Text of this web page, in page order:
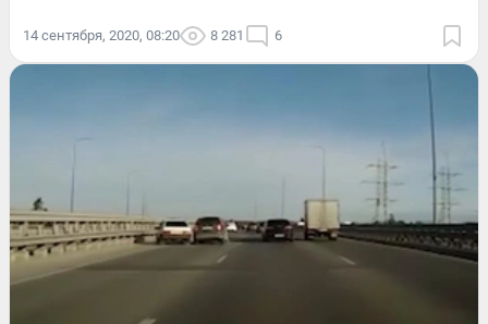
14 сентября, 2020, 08:20 8 281 6